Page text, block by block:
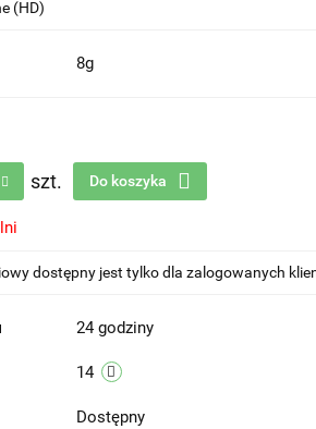
(HD)
8g
szt. Do koszyka
dostępny jest tylko dla zalogowanych
24 godziny
14
Dostępny